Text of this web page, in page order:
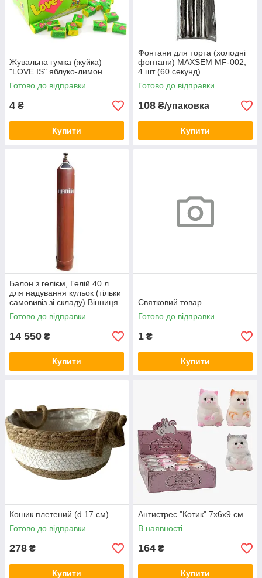
Жувальна гумка (жуйка)
"LOVE IS" яблуко-лимон
Готово до відправки
4 ₴
Купити
Фонтани для торта (холодні
фонтани) MAXSEM MF-002,
4 шт (60 секунд)
Готово до відправки
108 ₴/упаковка
Купити
Балон з гелієм, Гелій 40 л
для надування кульок (тільки
самовивіз зі складу) Вінниця
Готово до відправки
14 550 ₴
Купити
Святковий товар
Готово до відправки
1 ₴
Купити
Кошик плетений (d 17 см)
Готово до відправки
278 ₴
Купити
Антистрес "Котик" 7х6х9 см
В наявності
164 ₴
Купити